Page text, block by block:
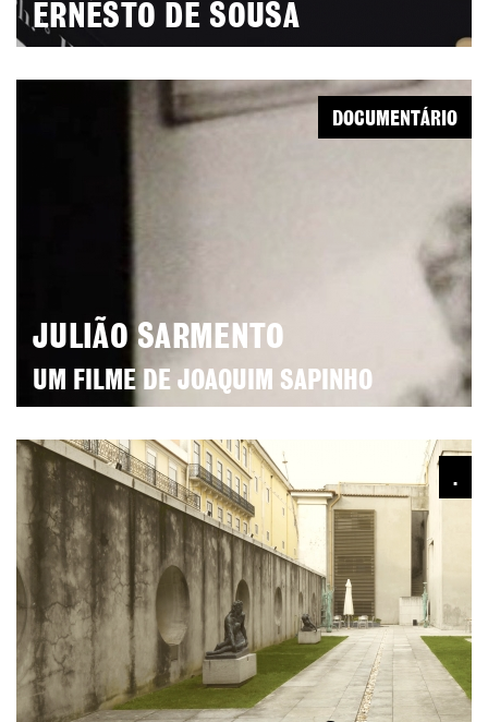
ERNESTO DE SOUSA
JULIÃO SARMENTO
UM FILME DE JOAQUIM SAPINHO
DOCUMENTÁRIO
.